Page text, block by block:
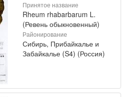
Принятое название
Rheum rhabarbarum L.
(Ревень обыкновенный)
Районирование
Сибирь, Прибайкалье и
Забайкалье (S4) (Россия)